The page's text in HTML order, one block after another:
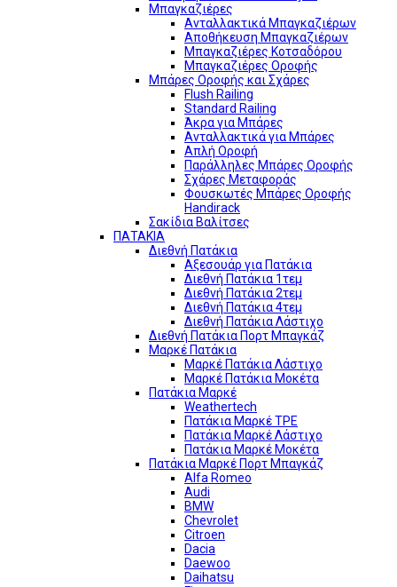
Μπαγκαζιέρες
Ανταλλακτικά Μπαγκαζιέρων
Αποθήκευση Μπαγκαζιέρων
Μπαγκαζιέρες Κοτσαδόρου
Μπαγκαζιέρες Οροφής
Μπάρες Οροφής και Σχάρες
Flush Railing
Standard Railing
Άκρα για Μπάρες
Ανταλλακτικά για Μπάρες
Απλή Οροφή
Παράλληλες Μπάρες Οροφής
Σχάρες Μεταφοράς
Φουσκωτές Μπάρες Οροφής
Handirack
Σακίδια Βαλίτσες
ΠΑΤΑΚΙΑ
Διεθνή Πατάκια
Αξεσουάρ για Πατάκια
Διεθνή Πατάκια 1τεμ
Διεθνή Πατάκια 2τεμ
Διεθνή Πατάκια 4τεμ
Διεθνή Πατάκια Λάστιχο
Διεθνή Πατάκια Πορτ Μπαγκάζ
Μαρκέ Πατάκια
Μαρκέ Πατάκια Λάστιχο
Μαρκέ Πατάκια Μοκέτα
Πατάκια Μαρκέ
Weathertech
Πατάκια Μαρκέ TPE
Πατάκια Μαρκέ Λάστιχο
Πατάκια Μαρκέ Μοκέτα
Πατάκια Μαρκέ Πορτ Μπαγκάζ
Alfa Romeo
Audi
BMW
Chevrolet
Citroen
Dacia
Daewoo
Daihatsu